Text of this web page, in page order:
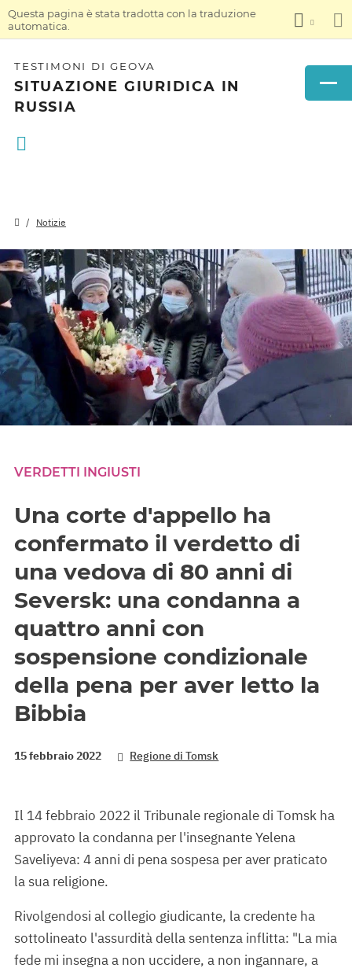
Questa pagina è stata tradotta con la traduzione
automatica.
TESTIMONI DI GEOVA
SITUAZIONE GIURIDICA IN
RUSSIA
Notizie
VERDETTI INGIUSTI
Una corte d'appello ha
confermato il verdetto di
una vedova di 80 anni di
Seversk: una condanna a
quattro anni con
sospensione condizionale
della pena per aver letto la
Bibbia
15 febbraio 2022 Regione di Tomsk
Il 14 febbraio 2022 il Tribunale regionale di Tomsk ha
approvato la condanna per l'insegnante Yelena
Saveliyeva: 4 anni di pena sospesa per aver praticato
la sua religione.
Rivolgendosi al collegio giudicante, la credente ha
sottolineato l'assurdità della sentenza inflitta: "La mia
fede mi insegna a non uccidere, a non ingannare, a